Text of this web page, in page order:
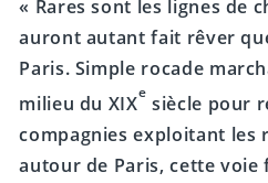
« Rares sont les lignes de
auront autant fait rêver
Paris. Simple rocade
milieu du XIX
e
siècle pour
compagnies exploitant les
autour de Paris, cette voie